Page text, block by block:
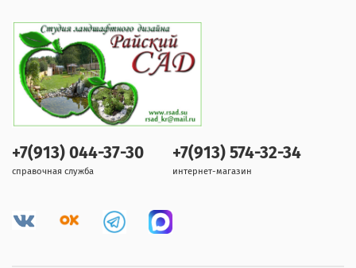
+7(913) 044-37-30
справочная служба
+7(913) 574-32-34
интернет-магазин